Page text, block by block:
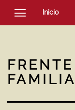
Inicio
SOCIEDAD
NOTICIAS